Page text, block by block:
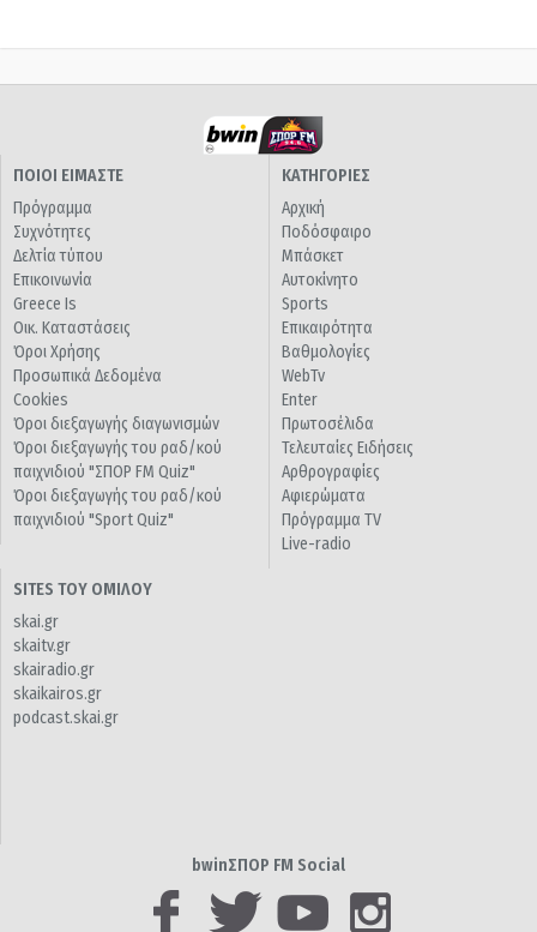
ΠΟΙΟΙ ΕΙΜΑΣΤΕ
Πρόγραμμα
Συχνότητες
Δελτία τύπου
Επικοινωνία
Greece Is
Οικ. Καταστάσεις
Όροι Χρήσης
Προσωπικά Δεδομένα
Cookies
Όροι διεξαγωγής διαγωνισμών
Όροι διεξαγωγής του ραδ/κού
παιχνιδιού "ΣΠΟΡ FM Quiz"
Όροι διεξαγωγής του ραδ/κού
παιχνιδιού "Sport Quiz"
ΚΑΤΗΓΟΡΙΕΣ
Αρχική
Ποδόσφαιρο
Μπάσκετ
Αυτοκίνητο
Sports
Επικαιρότητα
Βαθμολογίες
WebTv
Enter
Πρωτοσέλιδα
Τελευταίες Ειδήσεις
Αρθρογραφίες
Αφιερώματα
Πρόγραμμα TV
Live-radio
SITES ΤΟΥ ΟΜΙΛΟΥ
skai.gr
skaitv.gr
skairadio.gr
skaikairos.gr
podcast.skai.gr
bwinΣΠΟΡ FM Social